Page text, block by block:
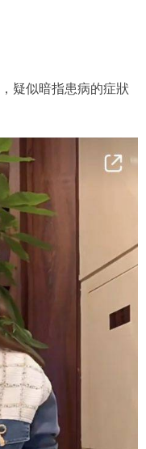
疑似暗指患病的症狀